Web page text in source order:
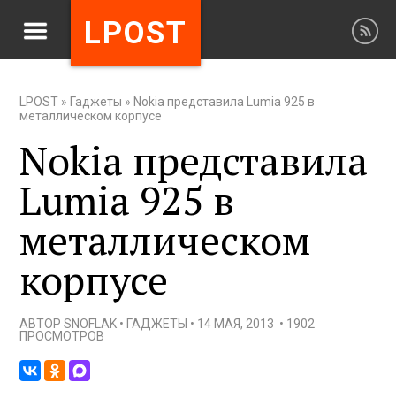
LPOST
LPOST » Гаджеты » Nokia представила Lumia 925 в
металлическом корпусе
Nokia представила
Lumia 925 в
металлическом
корпусе
АВТОРSNOFLAK • ГАДЖЕТЫ • 14 МАЯ, 2013 • 1902
ПРОСМОТРОВ